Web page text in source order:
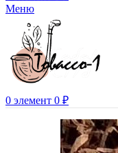
Меню
0 элемент 0 ₽